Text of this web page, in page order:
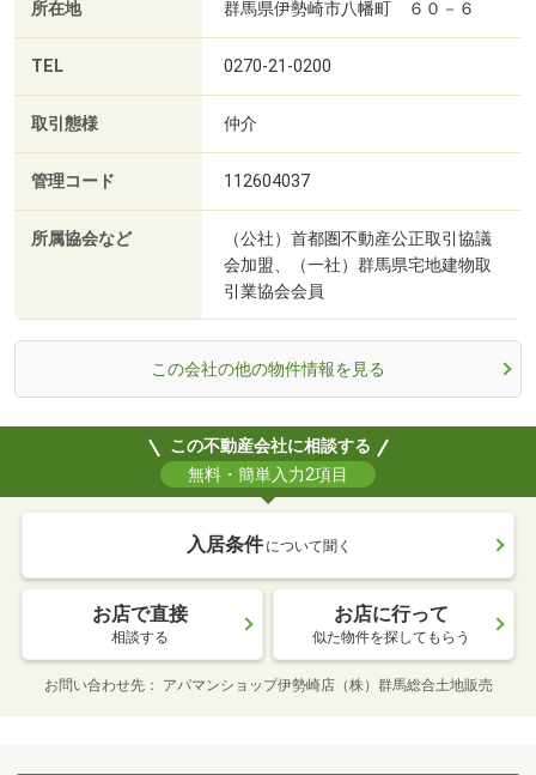
所在地 群馬県伊勢崎市八幡町 ６０－６
TEL 0270-21-0200
取引態様 仲介
管理コード 112604037
所属協会など
（公社）首都圏不動産公正取引協議
会加盟、（一社）群馬県宅地建物取
引業協会会員
この会社の他の物件情報を見る
この不動産会社に相談する
無料・簡単入力2項目
入居条件 について聞く
お店で直接
相談する
お店に行って
似た物件を探してもらう
お問い合わせ先 アパマンショップ伊勢崎店（株）群馬総合土地販売